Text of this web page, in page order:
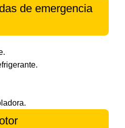
de emergencia